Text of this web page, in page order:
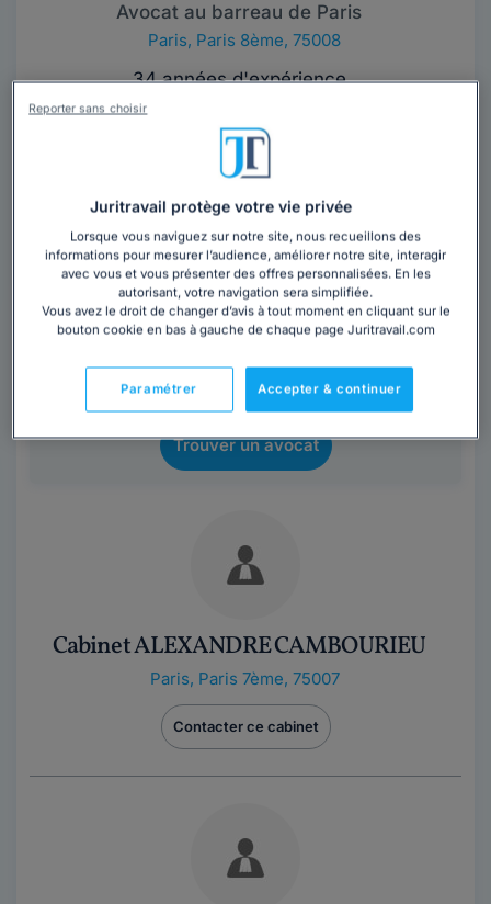
Avocat au barreau de Paris
Paris, Paris 8ème, 75008
34 années d'expérience
Contacter cet avocat
depuis 1992. Elle conseille et défend ses clients dans
deux domaines du droit : droit de la...Lire la suite
Vous souhaitez rencontrer un avocat en
cabinet dans la région Île-de-France ?
Obtenez 3 devis d'avocats près de chez vous
sous 48 heures.
Trouver un avocat
Cabinet ALEXANDRE CAMBOURIEU
Paris, Paris 7ème, 75007
Contacter ce cabinet
Juritravail protège votre vie privée
Lorsque vous naviguez sur notre site, nous recueillons des
informations pour mesurer l’audience, améliorer notre site, interagir
avec vous et vous présenter des offres personnalisées. En les
autorisant, votre navigation sera simplifiée.
Vous avez le droit de changer d’avis à tout moment en cliquant sur le
bouton cookie en bas à gauche de chaque page Juritravail.com
Accepter & continuer
Paramétrer
Reporter sans choisir